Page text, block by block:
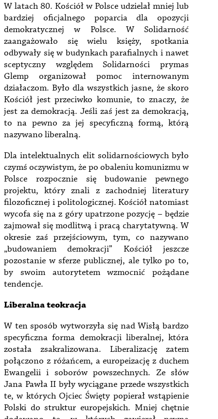
W latach 80. Kościół w Polsce udzielał mniej lub
bardziej oficjalnego poparcia dla opozycji
demokratycznej w Polsce. W Solidarność
zaangażowało się wielu księży, spotkania
odbywały się w budynkach parafialnych i nawet
sceptyczny względem Solidarności prymas
Glemp organizował pomoc internowanym
działaczom. Było dla wszystkich jasne, że skoro
Kościół jest przeciwko komunie, to znaczy, że
jest za demokracją. Jeśli zaś jest za demokracją,
to na pewno za jej specyficzną formą, którą
nazywano liberalną.
Dla intelektualnych elit solidarnościowych było
czymś oczywistym, że po obaleniu komunizmu w
Polsce rozpocznie się budowanie pewnego
projektu, który znali z zachodniej literatury
filozoficznej i politologicznej. Kościół natomiast
wycofa się na z góry upatrzone pozycję – będzie
zajmował się modlitwą i pracą charytatywną. W
okresie zaś przejściowym, tym, co nazywano
„budowaniem demokracji” Kościół jeszcze
pozostanie w sferze publicznej, ale tylko po to,
by swoim autorytetem wzmocnić pożądane
tendencje.
Liberalna teokracja
W ten sposób wytworzyła się nad Wisłą bardzo
specyficzna forma demokracji liberalnej, która
została zsakralizowana. Liberalizację zatem
połączono z różańcem, a europeizację z duchem
Ewangelii i soborów powszechnych. Ze słów
Jana Pawła II były wyciągane przede wszystkich
te, w których Ojciec Święty popierał wstąpienie
Polski do struktur europejskich. Mniej chętnie